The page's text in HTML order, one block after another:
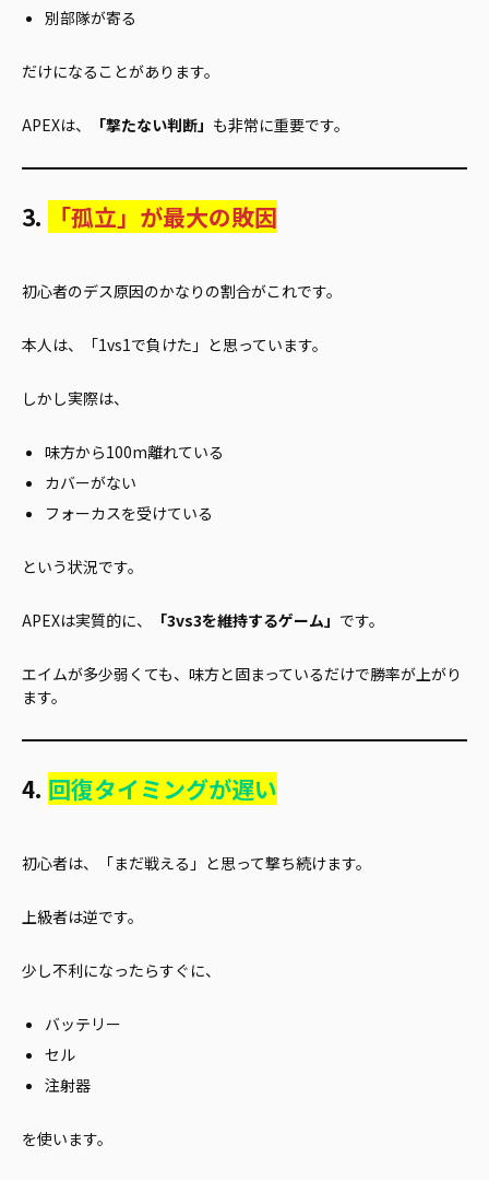
別部隊が寄る
だけになることがあります。
APEXは、 「撃たない判断」 も非常に重要です。
3. 「孤立」が最大の敗因
初心者のデス原因のかなりの割合がこれです。
本人は、「1vs1で負けた」と思っています。
しかし実際は、
味方から100m離れている
カバーがない
フォーカスを受けている
という状況です。
APEXは実質的に、 「3vs3を維持するゲーム」 です。
エイムが多少弱くても、味方と固まっているだけで勝率が上がり
ます。
4. 回復タイミングが遅い
初心者は、「まだ戦える」と思って撃ち続けます。
上級者は逆です。
少し不利になったらすぐに、
バッテリー
セル
注射器
を使います。